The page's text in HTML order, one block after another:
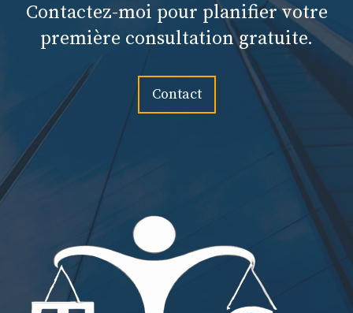
Contactez-moi pour planifier votre
première consultation gratuite.
Contact